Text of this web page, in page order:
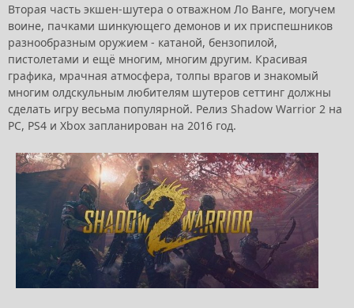
Вторая часть экшен-шутера о отважном Ло Ванге, могучем
воине, пачками шинкующего демонов и их приспешников
разнообразным оружием - катаной, бензопилой,
пистолетами и ещё многим, многим другим. Красивая
графика, мрачная атмосфера, толпы врагов и знакомый
многим олдскульным любителям шутеров сеттинг должны
сделать игру весьма популярной. Релиз Shadow Warrior 2 на
PC, PS4 и Xbox запланирован на 2016 год.